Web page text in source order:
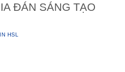
ĐÁN SÁNG TẠO
HSL